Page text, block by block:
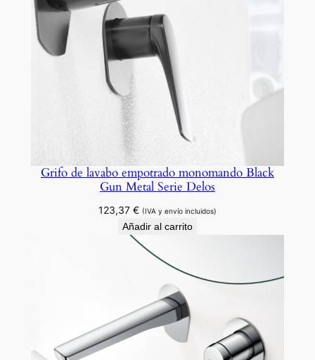
Grifo de lavabo empotrado monomando Black
Gun Metal Serie Delos
123,37 € (IVA y envío incluidos)
Añadir al carrito